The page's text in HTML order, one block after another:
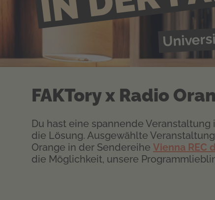
FAKTory x Radio
Du hast eine spannende Veranstaltung
die Lösung. Ausgewählte
Orange in der Sendereihe Vienna REC
die Möglichkeit, unsere